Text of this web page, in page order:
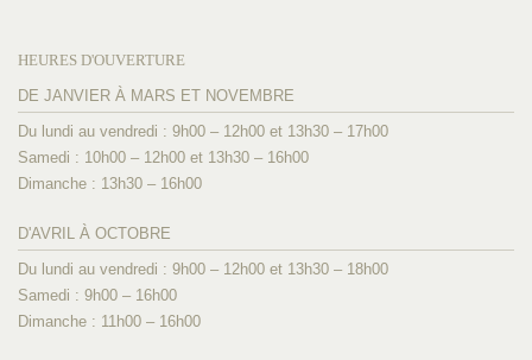
HEURES D'OUVERTURE
DE JANVIER À MARS ET NOVEMBRE
Du lundi au vendredi : 9h00 – 12h00 et 13h30 – 17h00
Samedi : 10h00 – 12h00 et 13h30 – 16h00
Dimanche : 13h30 – 16h00
D'AVRIL À OCTOBRE
Du lundi au vendredi : 9h00 – 12h00 et 13h30 – 18h00
Samedi : 9h00 – 16h00
Dimanche : 11h00 – 16h00